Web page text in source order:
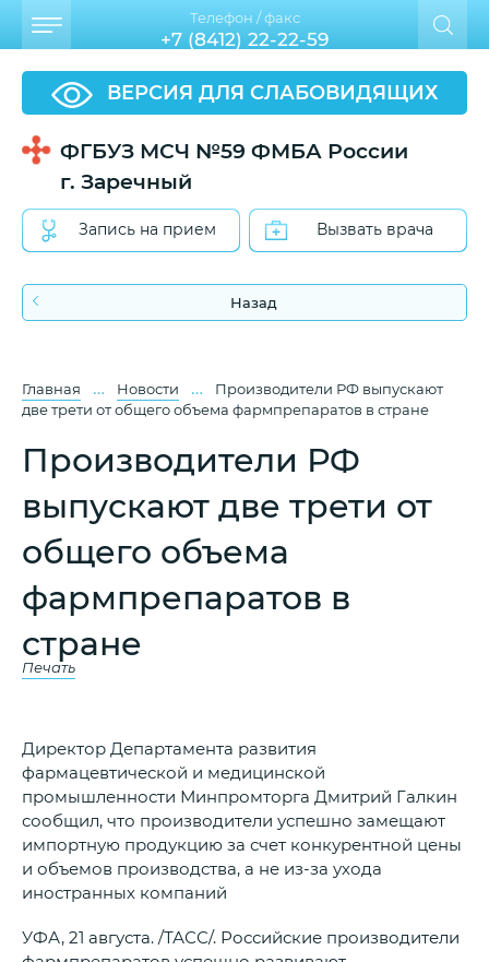
ВЕРСИЯ ДЛЯ СЛАБОВИДЯЩИХ
ФГБУЗ МСЧ №59 ФМБА России
г. Заречный
Запись на прием Вызвать врача
Телефон / факс
+7 (8412) 22-22-59
Назад
Главная … Новости …
Производители РФ выпускают
две трети от общего объема фармпрепаратов в стране
Производители РФ
выпускают две трети от
общего объема
фармпрепаратов в
стране
Печать
Директор Департамента развития
фармацевтической и медицинской
промышленности Минпромторга Дмитрий Галкин
сообщил, что производители успешно замещают
импортную продукцию за счет конкурентной цены
и объемов производства, а не из-за ухода
иностранных компаний
УФА, 21 августа. /ТАСС/. Российские производители